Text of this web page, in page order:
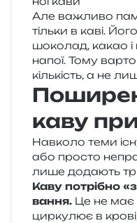
Але важли­во
тіль­ки в каві.
шоко­лад, какао і
напої. Тому
кіль­кість, а не
каву
Навколо теми
або про­сто
лише дода­ють
Каву потрі­бно
ва­н­ня. Це не має
цир­ку­лює в